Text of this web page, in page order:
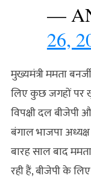
—
26,
मुख्यमंत्री ममता
लिए कुछ जगहों पर
विपक्षी दल बीजेपी
बंगाल भाजपा
बारह साल बाद
रही हैं, बीजेपी के